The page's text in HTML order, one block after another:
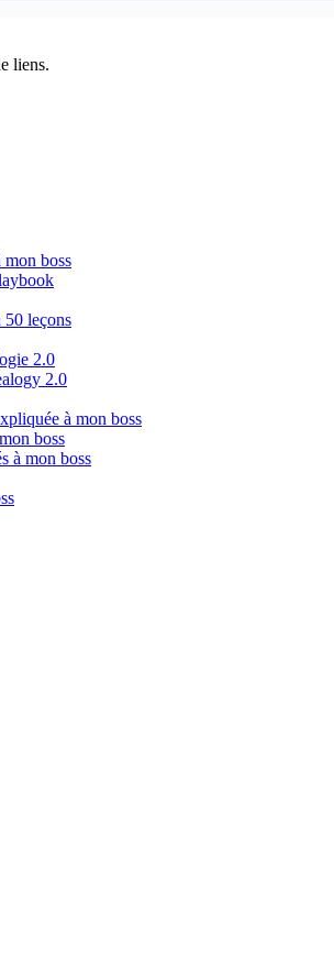
liens.
mon boss
50 leçons
2.0
2.0
à mon boss
boss
à mon boss